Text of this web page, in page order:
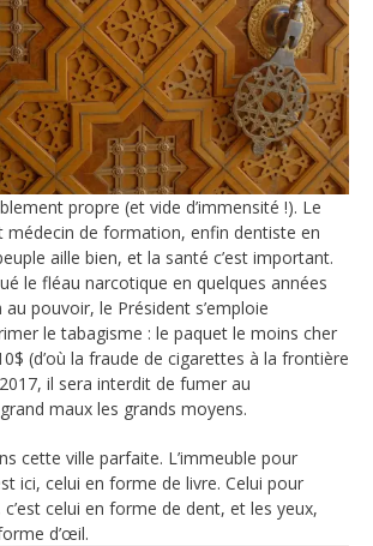
propre (et vide d’immensité !). Le
médecin de formation, enfin dentiste en
aille bien, et la santé c’est important.
le fléau narcotique en quelques années
pouvoir, le Président s’emploie
le tabagisme : le paquet le moins cher
(d’où la fraude de cigarettes à la frontière
il sera interdit de fumer au
maux les grands moyens.
cette ville parfaite. L’immeuble pour
ici, celui en forme de livre. Celui pour
celui en forme de dent, et les yeux,
d’œil.